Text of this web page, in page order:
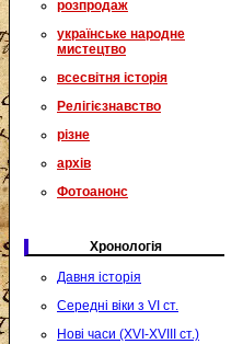
розпродаж
українське народне
мистецтво
всесвітня історія
Релігієзнавство
різне
архів
Фотоанонс
Хронологія
Давня історія
Середні віки з VI ст.
Нові часи (XVI-XVIII ст.)